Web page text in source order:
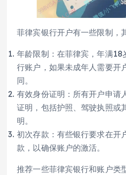
菲律宾银行开户有一些限制，
年龄限制：在菲律宾，年满18
行账户，如果未成年人需要开
同。
有效身份证明：所有开户申请
证明，包括护照、驾驶执照或
明。
初次存款：有些银行要求在开
款，以确保账户的激活。
推荐一些菲律宾银行和账户类